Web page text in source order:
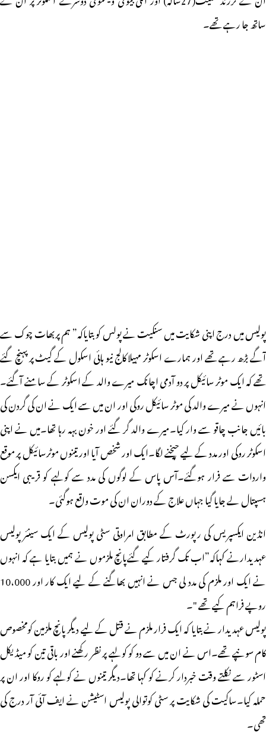
ساتھ جا رہے تھے۔
پولیس میں درج اپنی شکایت میں سنکیت نے پولس کو بتایاکہ” ہم پربھات چوک سے
آگے بڑھ رہے تھے اور ہمارے اسکوٹر مہیلا کالج نیو ہائی اسکول کے گیٹ پر پہنچ گئے
تھے کہ ایک موٹر سائیکل پر دو آدمی اچانک میرے والد کے اسکوٹر کے سامنے آگئے۔
انہوں نے میرے والد کی موٹر سائیکل روکی اور ان میں سے ایک نے ان کی گردن کی
بائیں جانب چاقو سے وار کیا۔میرے والد گر گئے اور خون بہہ رہا تھا۔میں نے اپنی
اسکوٹر روکی اور مدد کے لیے چیخنے لگا۔ایک اور شخص آیا اور تینوں موٹرسائیکل پر موقع
واردات سے فرار ہوگئے۔آس پاس کے لوگوں کی مدد سے کولہے کو قریبی ایکسن
ہسپتال لے جایا گیا جہاں علاج کے دوران ان کی موت واقع ہوگئی۔
انڈین ایکسپریس کی رپورٹ کے مطابق امراوتی سٹی پولیس کے ایک سینئر پولیس
عہدیدارنے کہاکہ”اب تک گرفتار کیے گئےپانچ ملزموں نے ہمیں بتایا ہے کہ انہوں
نے ایک اور ملزم کی مدد لی جس نے انہیں بھاگنے کے لیے ایک کار اور 10،000
روپے فراہم کیے تھے "۔
پولیس عہدیدار نے بتایا کہ ایک فرار ملزم نے قتل کے لیے دیگر پانچ ملزمین کومخصوص
کام سونپے تھے۔اس نے ان میں سے دو کو کولہے پر نظر رکھنے اور باقی تین کو میڈیکل
اسٹور سے نکلتے وقت خبردار کرنے کو کہا تھا۔دیگر تینوں نے کولہے کو روکا اور ان پر
حملہ کیا۔ساکیت کی شکایت پر سٹی کوتوالی پولیس اسٹیشن نے ایف آئی آر درج کی
تھی۔